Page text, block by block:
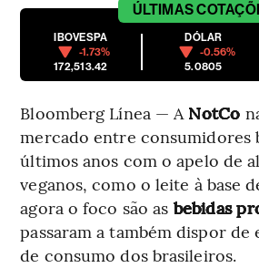
ÚLTIMAS
IBOVESPA
-1.73%
172,513.42
DÓLAR
-0.56%
5.0805
Bloomberg Línea — A NotCo
mercado entre consumidores
últimos anos com o apelo de
veganos, como o leite à base
agora o foco são as bebidas
passaram a também dispor de
de consumo dos brasileiros.